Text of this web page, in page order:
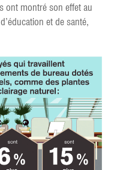
ont montré son effet au
et de santé,